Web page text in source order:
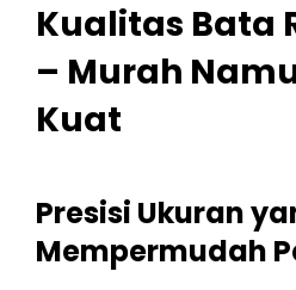
Kualitas Bata
– Murah
Kuat
Presisi Ukuran
Mempermudah